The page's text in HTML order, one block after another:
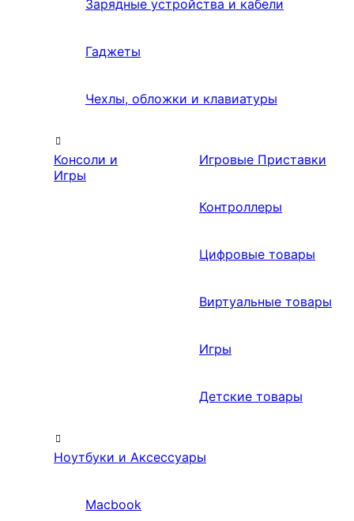
Зарядные устройства и кабели
Гаджеты
Чехлы, обложки и клавиатуры
Консоли и
Игры
Игровые Приставки
Контроллеры
Цифровые товары
Виртуальные товары
Игры
Детские товары
Ноутбуки и Аксессуары
Macbook